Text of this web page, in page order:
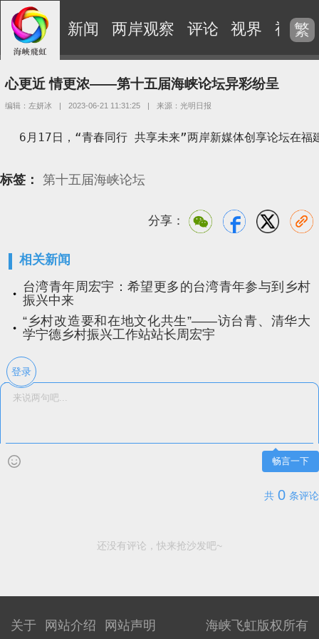
新闻 两岸观察 评论 视界 视频
繁
心更近 情更浓——第十五届海峡论坛异彩纷呈
编辑：左妍冰 | 2023-06-21 11:31:25 | 来源：光明日报
6月17日，“青春同行 共享未来”两岸新媒体创享论坛在福
标签： 第十五届海峡论坛
分享：
相关新闻
台湾青年周宏宇：希望更多的台湾青年参与到乡村
振兴中来
“乡村改造要和在地文化共生”——访台青、清华大
学宁德乡村振兴工作站站长周宏宇
登录
畅言一下
共 0 条评论
还没有评论，快来抢沙发吧~
海峡飞虹版权所有
关于 网站介绍 网站声明